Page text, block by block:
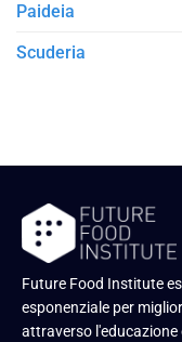
Paideia
Scuderia
Future Food Institute
esponenziale per
attraverso l'educazione